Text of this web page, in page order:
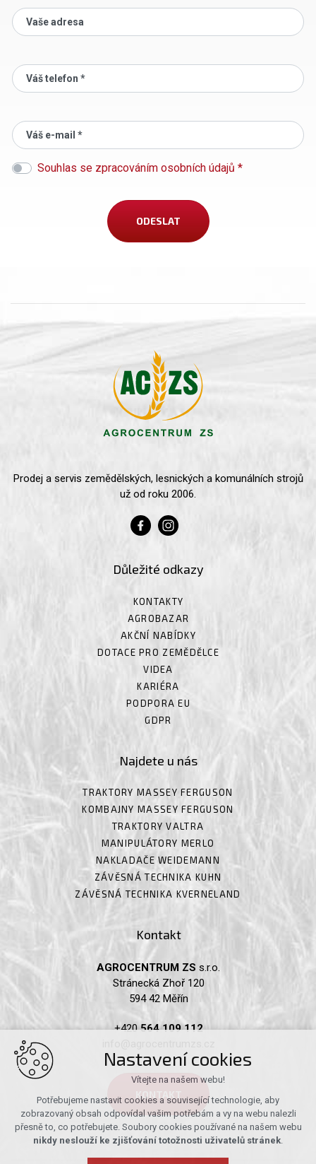
Vaše adresa
Váš telefon *
Váš e-mail *
Souhlas se zpracováním osobních údajů *
Prodej a servis zemědělských, lesnických a komunálních strojů
už od roku 2006.
Důležité odkazy
KONTAKTY
AGROBAZAR
AKČNÍ NABÍDKY
DOTACE PRO ZEMĚDĚLCE
VIDEA
KARIÉRA
PODPORA EU
GDPR
Najdete u nás
TRAKTORY MASSEY FERGUSON
KOMBAJNY MASSEY FERGUSON
TRAKTORY VALTRA
MANIPULÁTORY MERLO
NAKLADAČE WEIDEMANN
ZÁVĚSNÁ TECHNIKA KUHN
ZÁVĚSNÁ TECHNIKA KVERNELAND
Kontakt
AGROCENTRUM ZS s.r.o.
Stránecká Zhoř 120
594 42 Měřín
+420564 109 112
KONTAKT
Nastavení cookies
Vítejte na našem webu!
Potřebujeme nastavit cookies a související technologie, aby
zobrazovaný obsah odpovídal vašim potřebám a vy na webu nalezli
přesně to, co potřebujete. Soubory cookies používané na našem webu
nikdy neslouží ke zjišťování totožnosti uživatelů stránek.